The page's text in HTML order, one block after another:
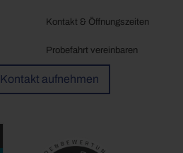
Kontakt & Öffnungszeiten
Probefahrt vereinbaren
Kontakt aufnehmen